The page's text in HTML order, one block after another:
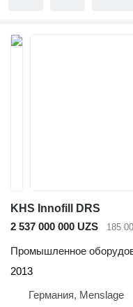
KHS Innofill DRS
2 537 000 000 UZS
185
Промышленное
2013
Германия, Menslage